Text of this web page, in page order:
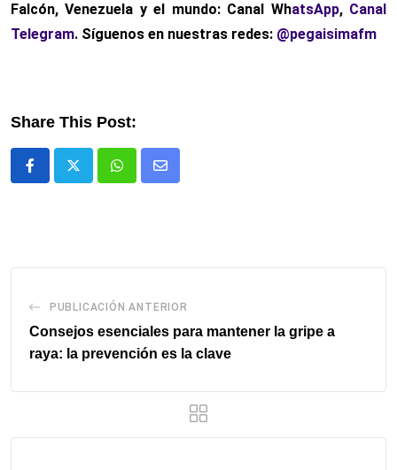
Falcón, Venezuela y el mundo: Canal WhatsApp, Canal
Telegram. Síguenos en nuestras redes: @pegaisimafm
Share This Post:
WhatsappComparte
PUBLICACIÓN ANTERIOR
Consejos esenciales para mantener la gripe a
raya: la prevención es la clave